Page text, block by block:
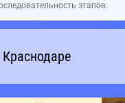
этапов.